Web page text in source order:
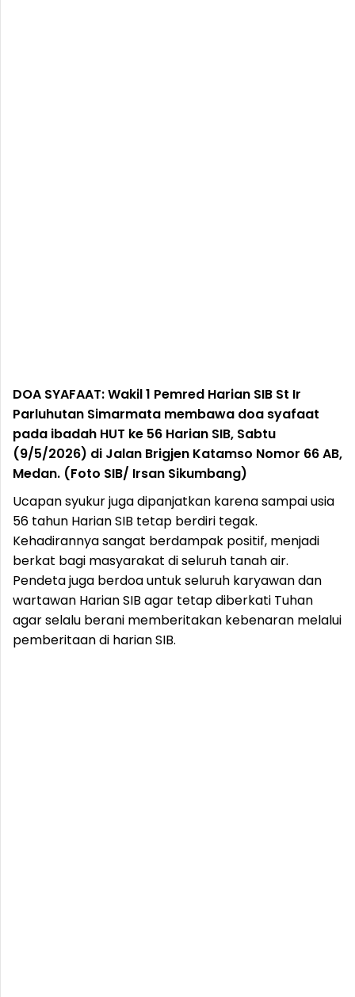
DOA SYAFAAT: Wakil 1 Pemred Harian SIB St Ir
Parluhutan Simarmata membawa doa syafaat
pada ibadah HUT ke 56 Harian SIB, Sabtu
(9/5/2026) di Jalan Brigjen Katamso Nomor 66 AB,
Medan. (Foto SIB/ Irsan Sikumbang)
Ucapan syukur juga dipanjatkan karena sampai usia
56 tahun Harian SIB tetap berdiri tegak.
Kehadirannya sangat berdampak positif, menjadi
berkat bagi masyarakat di seluruh tanah air.
Pendeta juga berdoa untuk seluruh karyawan dan
wartawan Harian SIB agar tetap diberkati Tuhan
agar selalu berani memberitakan kebenaran melalui
pemberitaan di harian SIB.